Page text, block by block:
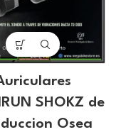
SHOKZ de
Osea